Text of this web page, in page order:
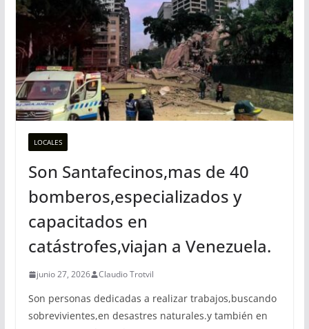
LOCALES
Son Santafecinos,mas de 40
bomberos,especializados y
capacitados en
catástrofes,viajan a Venezuela.
junio 27, 2026 Claudio Trotvil
Son personas dedicadas a realizar trabajos,buscando
sobrevivientes,en desastres naturales.y también en